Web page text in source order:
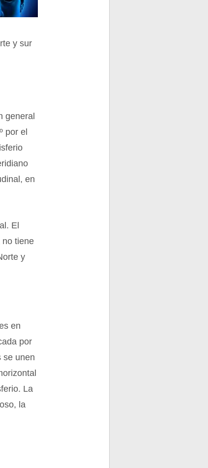
y sur
general
por el
en
El
no tiene
y
en
por
se unen
La
la